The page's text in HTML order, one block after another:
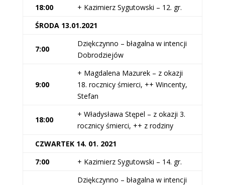
18:00
+ Kazimierz Sygutowski – 12. gr.
ŚRODA 13.01.2021
7:00
Dziękczynno – błagalna w intencji
Dobrodziejów
9:00
+ Magdalena Mazurek – z okazji
18. rocznicy śmierci, ++ Wincenty,
Stefan
18:00
+ Władysława Stępel – z okazji 3.
rocznicy śmierci, ++ z rodziny
CZWARTEK 14. 01. 2021
7:00
+ Kazimierz Sygutowski – 14. gr.
Dziękczynno – błagalna w intencji